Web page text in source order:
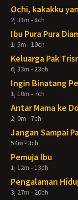
Ochi, kakakku
2j 31m - 8ch
Ibu Pura Pura
1j 5m - 10ch
Keluarga Pak
6j 33m - 23ch
Ingin Binatang
1j 10m - 7ch
Antar Mama ke
2j 0m - 7ch
Jangan Sampai
54m - 3ch
Pemuja Ibu
1j 12m - 13ch
Pengalaman
3j 27m - 20ch